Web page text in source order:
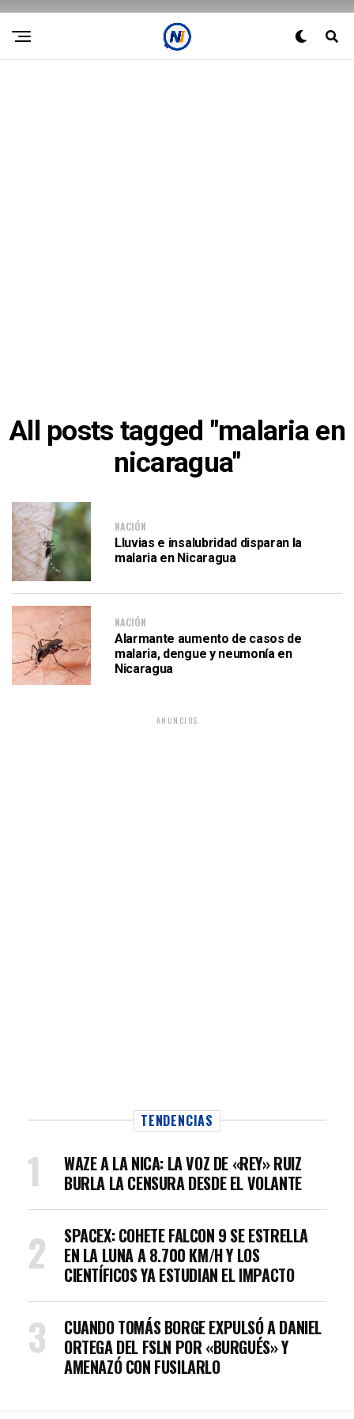
All posts tagged "malaria en
nicaragua"
NACIÓN
Lluvias e insalubridad disparan la
malaria en Nicaragua
NACIÓN
Alarmante aumento de casos de
malaria, dengue y neumonía en
Nicaragua
ANUNCIOS
TENDENCIAS
WAZE A LA NICA: LA VOZ DE «REY» RUIZ
BURLA LA CENSURA DESDE EL VOLANTE
SPACEX: COHETE FALCON 9 SE ESTRELLA
EN LA LUNA A 8.700 KM/H Y LOS
CIENTÍFICOS YA ESTUDIAN EL IMPACTO
CUANDO TOMÁS BORGE EXPULSÓ A DANIEL
ORTEGA DEL FSLN POR «BURGUÉS» Y
AMENAZÓ CON FUSILARLO